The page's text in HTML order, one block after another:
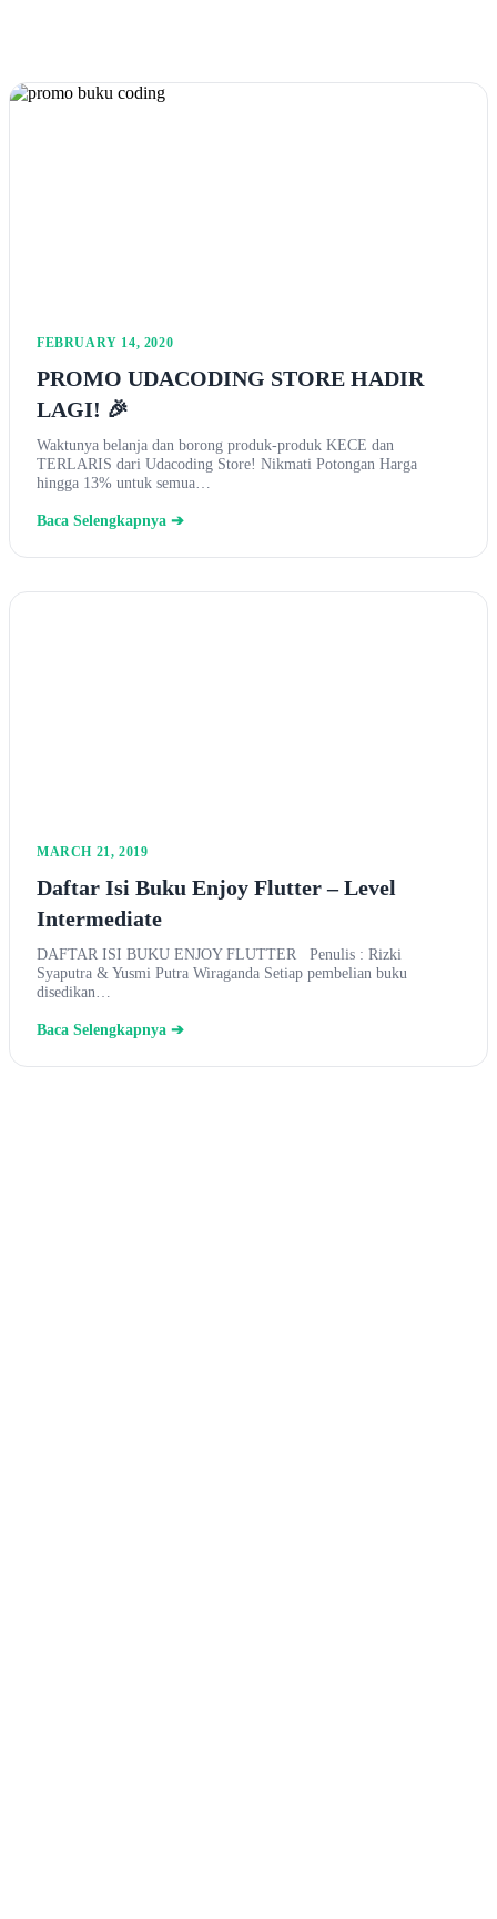
FEBRUARY 14, 2020
PROMO UDACODING STORE HADIR
LAGI! 🎉
Waktunya belanja dan borong produk-produk KECE dan
TERLARIS dari Udacoding Store! Nikmati Potongan Harga
hingga 13% untuk semua…
Baca Selengkapnya ➔
MARCH 21, 2019
Daftar Isi Buku Enjoy Flutter – Level
Intermediate
DAFTAR ISI BUKU ENJOY FLUTTER Penulis : Rizki
Syaputra & Yusmi Putra Wiraganda Setiap pembelian buku
disedikan…
Baca Selengkapnya ➔